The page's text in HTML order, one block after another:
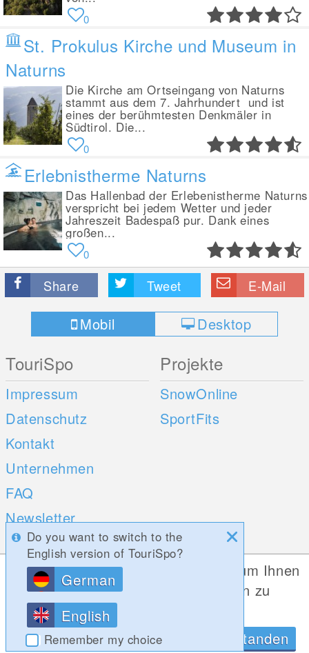
0
St. Prokulus Kirche und Museum in
Naturns
Die Kirche am Ortseingang von Naturns
stammt aus dem 7. Jahrhundert und ist
eines der berühmtesten Denkmäler in
Südtirol. Die...
0
Erlebnistherme Naturns
Das Hallenbad der Erlebenistherme Naturns
verspricht bei jedem Wetter und jeder
Jahreszeit Badespaß pur. Dank eines
großen...
0
Share Tweet E-Mail
Mobil Desktop
TouriSpo
Impressum
Datenschutz
Kontakt
Unternehmen
FAQ
Newsletter
Umfragen
Projekte
SnowOnline
SportFits
Mobile Apps
Android
Social Web
Do you want to switch to the
English version of TouriSpo?
German
English
Remember my choice
Diese Website verwendet Cookies, um Ihnen
die bestmögliche Funktionalität bieten zu
können.
Datenschutzrichtlinien
OK, Verstanden